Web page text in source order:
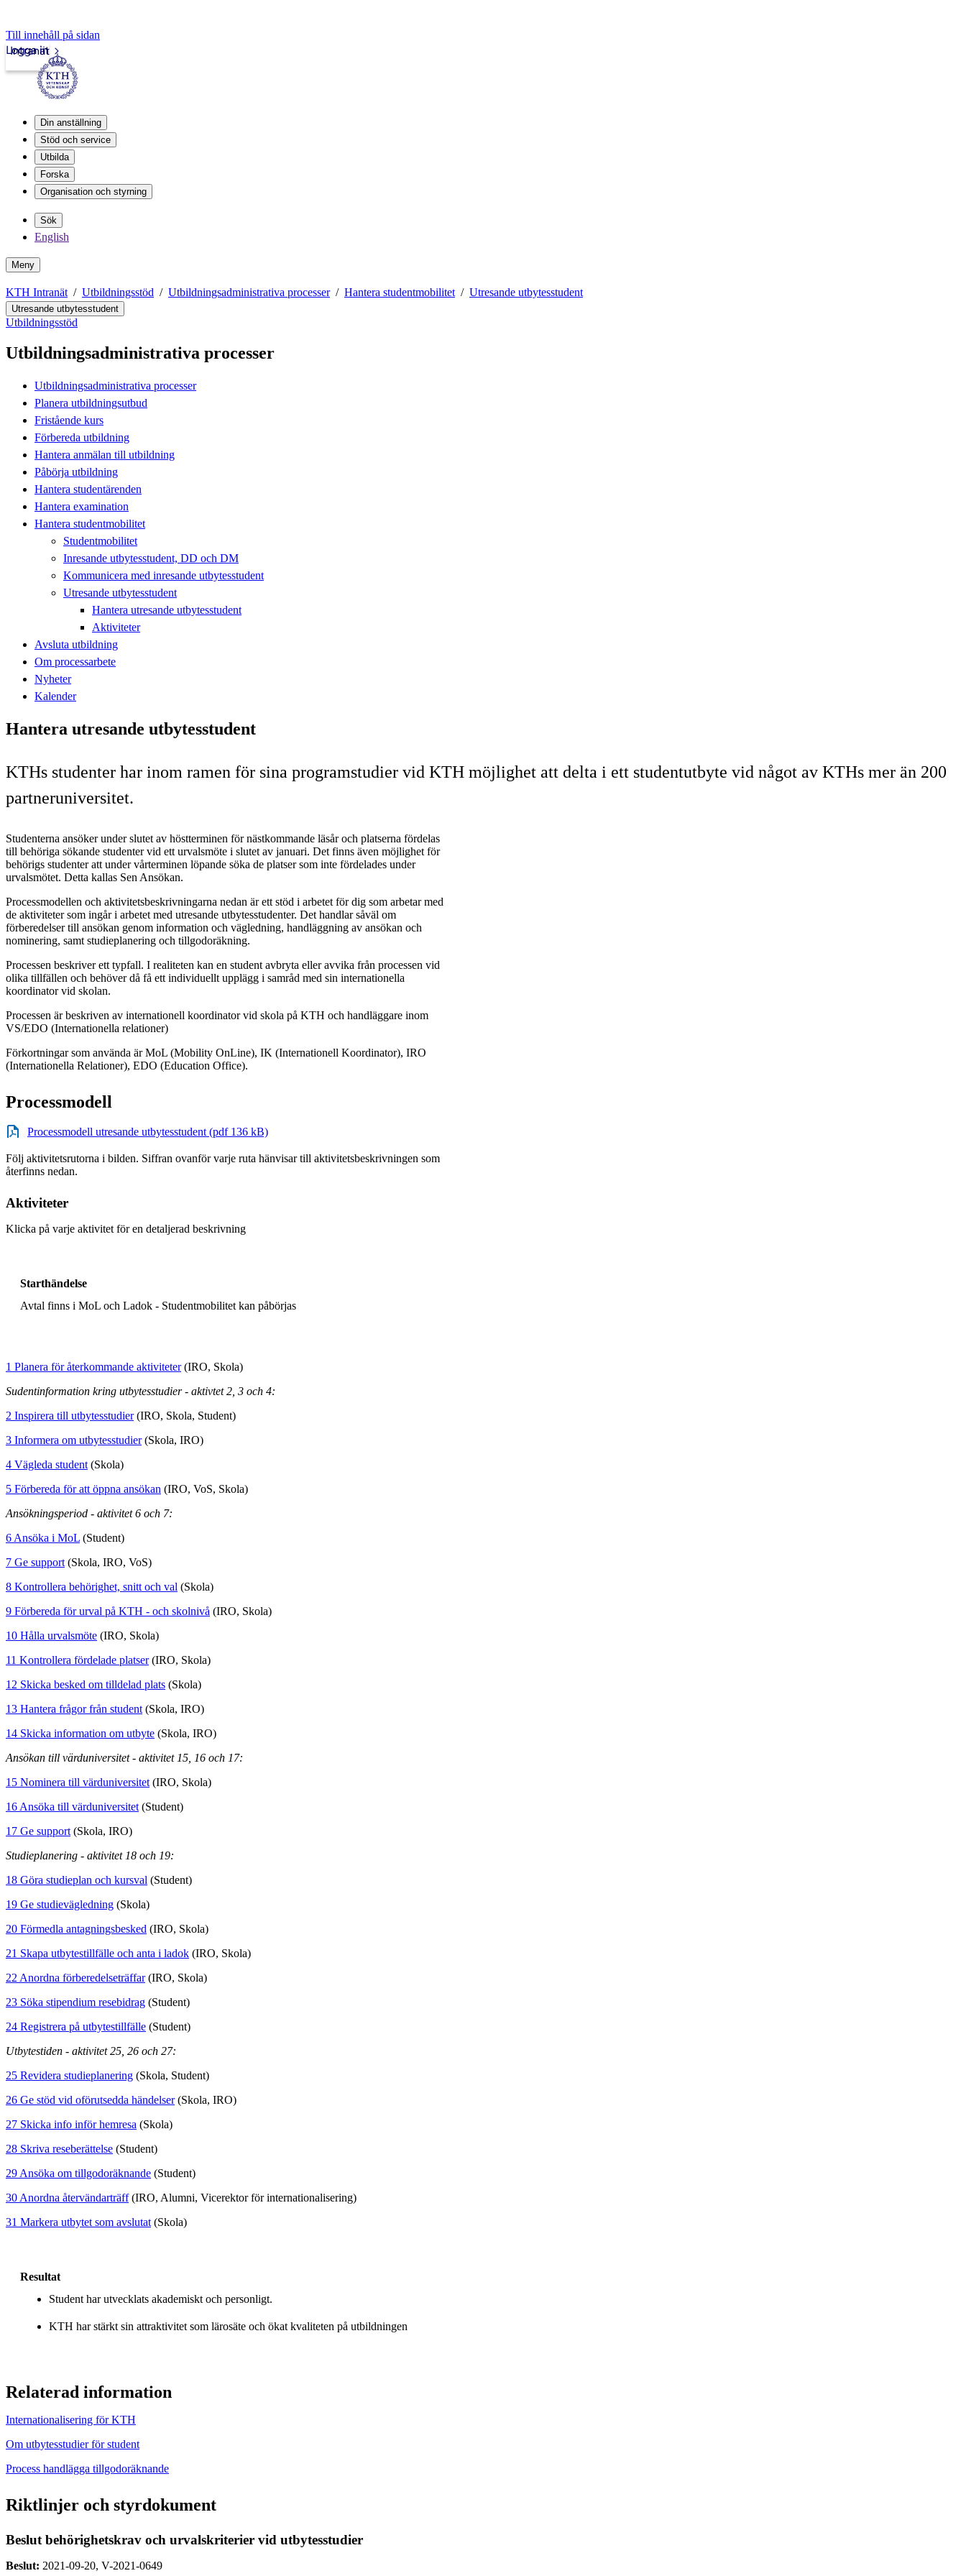
Till innehåll på sidan
Intranät
Logga in
Din anställning
Stöd och service
Utbilda
Forska
Organisation och styrning
Sök
English
Meny
KTH Intranät Utbildningsstöd Utbildningsadministrativa processer Hantera studentmobilitet Utresande utbytesstudent
Utresande utbytesstudent
Utbildningsstöd
Utbildningsadministrativa processer
Utbildningsadministrativa processer
Planera utbildningsutbud
Fristående kurs
Förbereda utbildning
Hantera anmälan till utbildning
Påbörja utbildning
Hantera studentärenden
Hantera examination
Hantera studentmobilitet
Studentmobilitet
Inresande utbytesstudent, DD och DM
Kommunicera med inresande utbytesstudent
Utresande utbytesstudent
Hantera utresande utbytesstudent
Aktiviteter
Avsluta utbildning
Om processarbete
Nyheter
Kalender
Hantera utresande utbytesstudent
KTHs studenter har inom ramen för sina programstudier vid KTH möjlighet att delta i ett studentutbyte vid något av KTHs mer än 200
partneruniversitet.
Studenterna ansöker under slutet av höstterminen för nästkommande läsår och platserna fördelas
till behöriga sökande studenter vid ett urvalsmöte i slutet av januari. Det finns även möjlighet för
behörigs studenter att under vårterminen löpande söka de platser som inte fördelades under
urvalsmötet. Detta kallas Sen Ansökan.
Processmodellen och aktivitetsbeskrivningarna nedan är ett stöd i arbetet för dig som arbetar med
de aktiviteter som ingår i arbetet med utresande utbytesstudenter. Det handlar såväl om
förberedelser till ansökan genom information och vägledning, handläggning av ansökan och
nominering, samt studieplanering och tillgodoräkning.
Processen beskriver ett typfall. I realiteten kan en student avbryta eller avvika från processen vid
olika tillfällen och behöver då få ett individuellt upplägg i samråd med sin internationella
koordinator vid skolan.
Processen är beskriven av internationell koordinator vid skola på KTH och handläggare inom
VS/EDO (Internationella relationer)
Förkortningar som använda är MoL (Mobility OnLine), IK (Internationell Koordinator), IRO
(Internationella Relationer), EDO (Education Office).
Processmodell
Processmodell utresande utbytesstudent (pdf 136 kB)
Följ aktivitetsrutorna i bilden. Siffran ovanför varje ruta hänvisar till aktivitetsbeskrivningen som
återfinns nedan.
Aktiviteter
Klicka på varje aktivitet för en detaljerad beskrivning
Starthändelse
Avtal finns i MoL och Ladok - Studentmobilitet kan påbörjas
1 Planera för återkommande aktiviteter(IRO, Skola)
Sudentinformation kring utbytesstudier - aktivtet 2, 3 och 4:
2 Inspirera till utbytesstudier(IRO, Skola, Student)
3 Informera om utbytesstudier(Skola, IRO)
4 Vägleda student (Skola)
5 Förbereda för att öppna ansökan (IRO, VoS, Skola)
Ansökningsperiod - aktivitet 6 och 7:
6 Ansöka i MoL (Student)
7 Ge support (Skola, IRO, VoS)
8 Kontrollera behörighet, snitt och val (Skola)
9 Förbereda för urval på KTH - och skolnivå (IRO, Skola)
10 Hålla urvalsmöte (IRO, Skola)
11 Kontrollera fördelade platser(IRO, Skola)
12 Skicka besked om tilldelad plats (Skola)
13 Hantera frågor från student (Skola, IRO)
14 Skicka information om utbyte (Skola, IRO)
Ansökan till värduniversitet - aktivitet 15, 16 och 17:
15 Nominera till värduniversitet (IRO, Skola)
16 Ansöka till värduniversitet (Student)
17 Ge support (Skola, IRO)
Studieplanering - aktivitet 18 och 19:
18 Göra studieplan och kursval (Student)
19 Ge studievägledning (Skola)
20 Förmedla antagningsbesked (IRO, Skola)
21 Skapa utbytestillfälle och anta i ladok (IRO, Skola)
22 Anordna förberedelseträffar(IRO, Skola)
23 Söka stipendium resebidrag (Student)
24 Registrera på utbytestillfälle (Student)
Utbytestiden - aktivitet 25, 26 och 27:
25 Revidera studieplanering (Skola, Student)
26 Ge stöd vid oförutsedda händelser(Skola, IRO)
27 Skicka info inför hemresa (Skola)
28 Skriva reseberättelse (Student)
29 Ansöka om tillgodoräknande (Student)
30 Anordna återvändarträff(IRO, Alumni, Vicerektor för internationalisering)
31 Markera utbytet som avslutat (Skola)
Resultat
Student har utvecklats akademiskt och personligt.
KTH har stärkt sin attraktivitet som lärosäte och ökat kvaliteten på utbildningen
Relaterad information
Internationalisering för KTH
Om utbytesstudier för student
Process handlägga tillgodoräknande
Riktlinjer och styrdokument
Beslut behörighetskrav och urvalskriterier vid utbytesstudier
Beslut: 2021-09-20, V-2021-0649